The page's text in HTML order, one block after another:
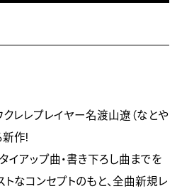
レレプレイヤー名渡山遼（なとや
新作!
アップ曲・書き下ろし曲までを
なコンセプトのもと、全曲新規レ